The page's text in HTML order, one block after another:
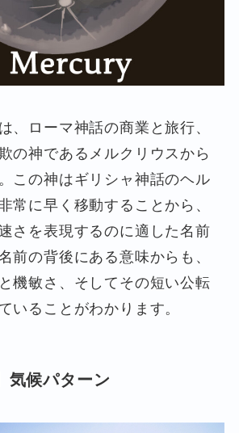
、ローマ神話の商業と旅行、
の神であるメルクリウスから
この神はギリシャ神話のヘル
常に早く移動することから、
さを表現するのに適した名前
前の背後にある意味からも、
機敏さ、そしてその短い公転
いることがわかります。
気候パターン